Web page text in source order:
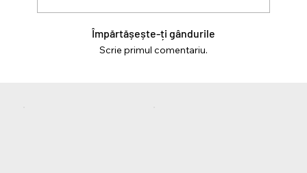
Împărtășește-ți gândurile
Scrie primul comentariu.